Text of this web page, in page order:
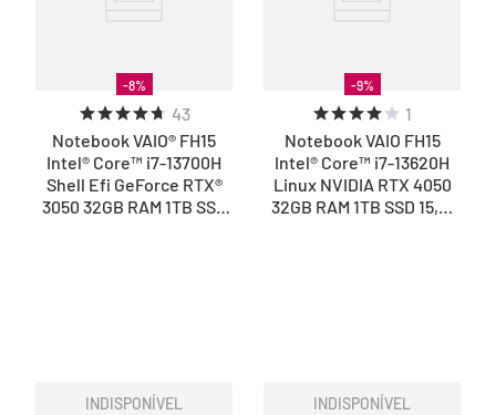
-8%
43
Notebook VAIO® FH15
Intel® Core™ i7-13700H
Shell Efi GeForce RTX®
3050 32GB RAM 1TB SSD
INDISPONÍVEL
-9%
1
Notebook VAIO FH15
Intel® Core™ i7-13620H
Linux NVIDIA RTX 4050
32GB RAM 1TB SSD 15,6”
INDISPONÍVEL